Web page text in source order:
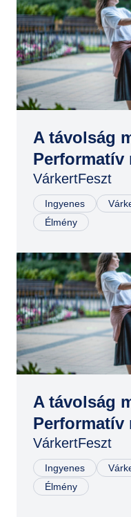
A távolság
Performatív
VárkertFeszt
Ingyenes
Élmény
A távolság
Performatív
VárkertFeszt
Ingyenes
Élmény